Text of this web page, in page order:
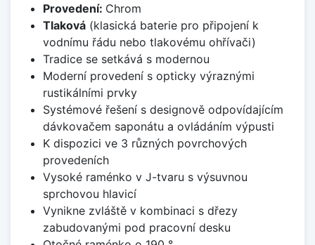
Provedení: Chrom
Tlaková(klasická baterie pro připojení k
vodnímu řádu nebo tlakovému ohřívači)
Tradice se setkává s modernou
Moderní provedení s opticky výraznými
rustikálními prvky
Systémové řešení s designově odpovídajícím
dávkovačem saponátu a ovládáním výpusti
K dispozici ve 3 různých povrchových
provedeních
Vysoké raménko v J-tvaru s výsuvnou
sprchovou hlavicí
Vynikne zvláště v kombinaci s dřezy
zabudovanými pod pracovní desku